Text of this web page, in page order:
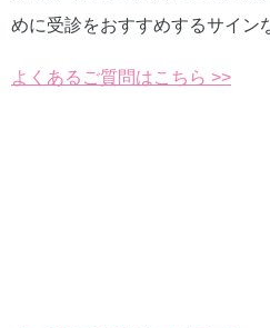
めに受診をおすすめするサイン
よくあるご質問はこちら >>